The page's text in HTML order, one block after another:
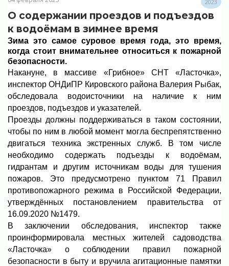
2023
О содержании проездов и подъездов
к водоёмам в зимнее время
Зима это самое суровое время года, это время,
когда стоит внимательнее относиться к пожарной
безопасности.
Накануне, в массиве «Грибное» СНТ «Ласточка»,
инспектор ОНДиПР Кировского района Валерия Рыбак,
обследовала водоисточники на наличие к ним
проездов, подъездов и указателей.
Проезды должны поддерживаться в таком состоянии,
чтобы по ним в любой момент могла беспрепятственно
двигаться техника экстренных служб. В том числе
необходимо содержать подъезды к водоёмам,
гидрантам и другим источникам воды для тушения
пожаров. Это предусмотрено пунктом 71 Правил
противопожарного режима в Российской Федерации,
утверждённых постановлением правительства от
16.09.2020 №1479.
В заключении обследования, инспектор также
проинформировала местных жителей садоводства
«Ласточка» о соблюдении правил пожарной
безопасности в быту и вручила агитационные памятки